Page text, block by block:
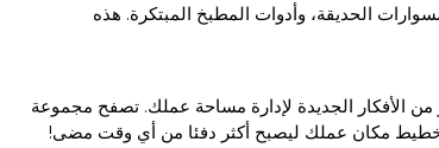
الحديقة، وأدوات المطبخ المبتكرة. هذه
من الأفكار الجديدة لإدارة مساحة عملك. تصفح مجموعة
تخطيط مكان عملك ليصبح أكثر دفئا من أي وقت مضى!